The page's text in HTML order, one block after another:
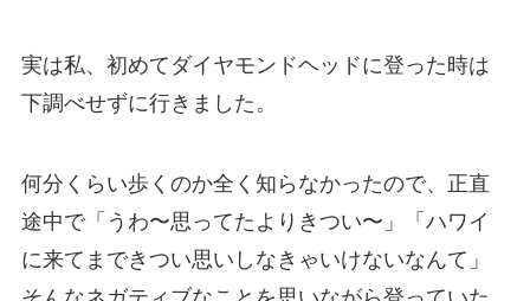
実は私、初めてダイヤモンドヘッドに登った時は
下調べせずに行きました。
何分くらい歩くのか全く知らなかったので、正直
途中で「うわ〜思ってたよりきつい〜」「ハワイ
に来てまできつい思いしなきゃいけないなんて」